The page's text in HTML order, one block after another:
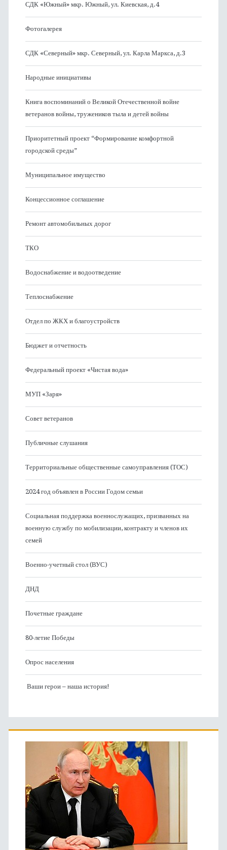
СДК «Южный» мкр. Южный, ул. Киевская, д.4
Фотогалерея
СДК «Северный» мкр. Северный, ул. Карла Маркса, д.3
Народные инициативы
Книга воспоминаний о Великой Отечественной войне
ветеранов войны, тружеников тыла и детей войны
Приоритетный проект “Формирование комфортной
городской среды”
Муниципальное имущество
Концессионное соглашение
Ремонт автомобильных дорог
ТКО
Водоснабжение и водоотведение
Теплоснабжение
Отдел по ЖКХ и благоустройств
Бюджет и отчетность
Федеральный проект «Чистая вода»
МУП «Заря»
Совет ветеранов
Публичные слушания
Территориальные общественные самоуправления (ТОС)
2024 год объявлен в России Годом семьи
Социальная поддержка военнослужащих, призванных на
военную службу по мобилизации, контракту и членов их
семей
Военно-учетный стол (ВУС)
ДНД
Почетные граждане
80-летие Победы
Опрос населения
Ваши герои – наша история!